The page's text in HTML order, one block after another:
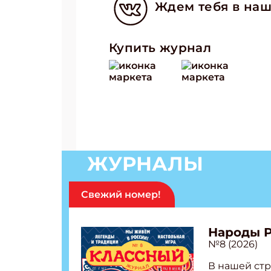
Ждем тебя в
Купить журнал
ЖУРНАЛЫ
Свежий номер!
Народы
№8 (2026)
В нашей